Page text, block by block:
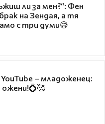
ли за мен?“: Фен
на Зендая, а тя
с три думи😅
– младоженец:
ожени!💍🥰